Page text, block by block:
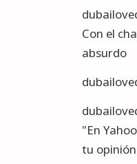
Con el
absurdo
"En
tu